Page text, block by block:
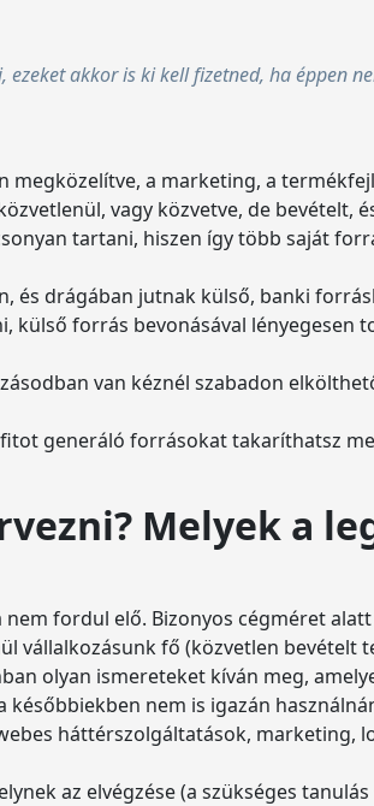
ezeket akkor is ki kell fizetned, ha éppen
a marketing, a
vagy közvetve, de bevételt,
tartani, hiszen így több saját
és drágában jutnak külső, banki
külső forrás bevonásával
van kéznél szabadon
generáló forrásokat takaríthatsz
Melyek a
fordul elő. Bizonyos cégméret
fő (közvetlen bevételt
olyan ismereteket kíván meg,
nem is igazán
háttérszolgáltatások,
az elvégzése (a szükséges